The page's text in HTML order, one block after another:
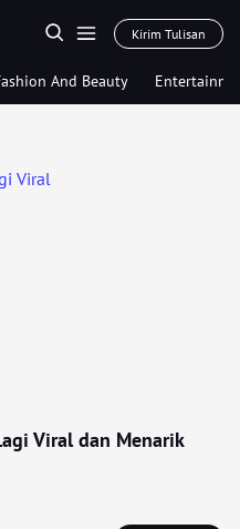
Kirim Tulisan
And Beauty
Viral dan Menarik